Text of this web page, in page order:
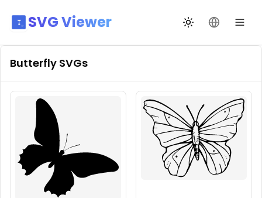
SVG Viewer Toggle theme
Change
Butterfly SVGs